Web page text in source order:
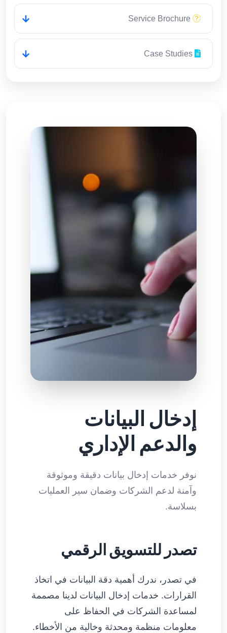
إدخال البيانات
والدعم الإداري
نوفر خدمات إدخال بيانات دقيقة وموثوقة
وآمنة لدعم الشركات وضمان سير العمليات
بسلاسة.
تصدر للتسويق الرقمي
في تصدر، ندرك أهمية دقة البيانات في اتخاذ
القرارات. خدمات إدخال البيانات لدينا مصممة
لمساعدة الشركات في الحفاظ على
معلومات منظمة ومحدثة وخالية من الأخطاء.